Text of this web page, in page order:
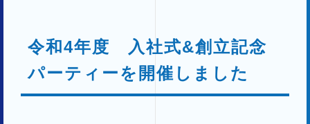
令和4年度 入社式&創立記念
パーティーを開催しました